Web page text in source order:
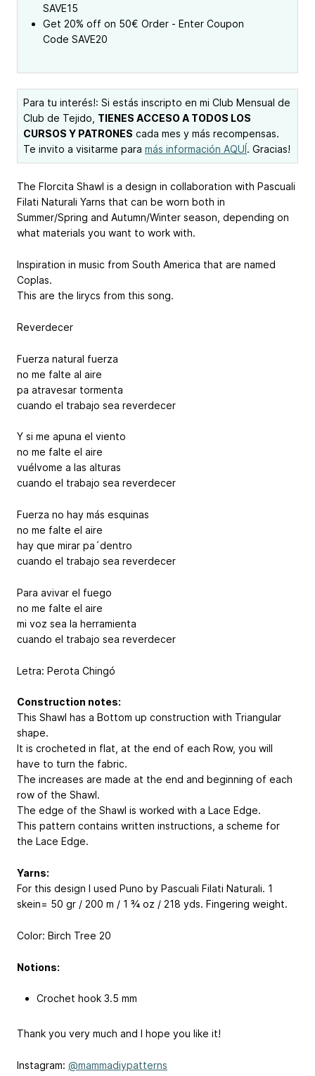
SAVE15
Get 20% off on 50€ Order - Enter Coupon
Code SAVE20
Para tu interés!: Si estás inscripto en mi Club Mensual de
Club de Tejido, TIENES ACCESO A TODOS LOS
CURSOS Y PATRONES cada mes y más recompensas.
Te invito a visitarme para más información AQUÍ. Gracias!
The Florcita Shawl is a design in collaboration with Pascuali
Filati Naturali Yarns that can be worn both in
Summer/Spring and Autumn/Winter season, depending on
what materials you want to work with.
Inspiration in music from South America that are named
Coplas.
This are the lirycs from this song.
Reverdecer
Fuerza natural fuerza
no me falte al aire
pa atravesar tormenta
cuando el trabajo sea reverdecer
Y si me apuna el viento
no me falte el aire
vuélvome a las alturas
cuando el trabajo sea reverdecer
Fuerza no hay más esquinas
no me falte el aire
hay que mirar pa´dentro
cuando el trabajo sea reverdecer
Para avivar el fuego
no me falte el aire
mi voz sea la herramienta
cuando el trabajo sea reverdecer
Letra: Perota Chingó
Construction notes:
This Shawl has a Bottom up construction with Triangular
shape.
It is crocheted in flat, at the end of each Row, you will
have to turn the fabric.
The increases are made at the end and beginning of each
row of the Shawl.
The edge of the Shawl is worked with a Lace Edge.
This pattern contains written instructions, a scheme for
the Lace Edge.
Yarns:
For this design I used Puno by Pascuali Filati Naturali. 1
skein= 50 gr / 200 m / 1 ¾ oz / 218 yds. Fingering weight.
Color: Birch Tree 20
Notions:
Crochet hook 3.5 mm
Thank you very much and I hope you like it!
Instagram: @mammadiypatterns